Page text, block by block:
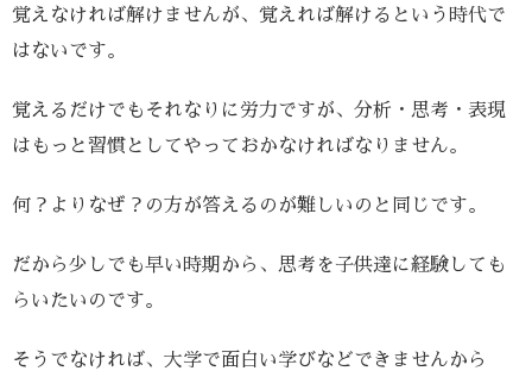
覚えなければ解けませんが、覚えれば解けるという時代で
はないです。
覚えるだけでもそれなりに労力ですが、分析・思考・表現
はもっと習慣としてやっておかなければなりません。
何？よりなぜ？の方が答えるのが難しいのと同じです。
だから少しでも早い時期から、思考を子供達に経験しても
らいたいのです。
そうでなければ、大学で面白い学びなどできませんから